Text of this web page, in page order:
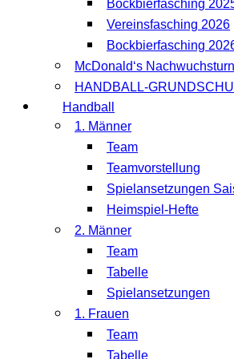
Bockbierfasching
Vereinsfasching 2026
Bockbierfasching
McDonald‘s
HANDBALL-
Handball
1. Männer
Team
Teamvorstellung
Spielansetzungen
Heimspiel-Hefte
2. Männer
Team
Tabelle
Spielansetzungen
1. Frauen
Team
Tabelle